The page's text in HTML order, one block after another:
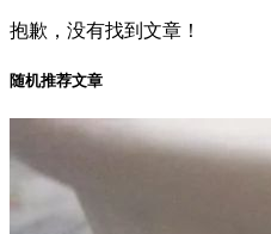
抱歉，没有找到文章！
随机推荐文章